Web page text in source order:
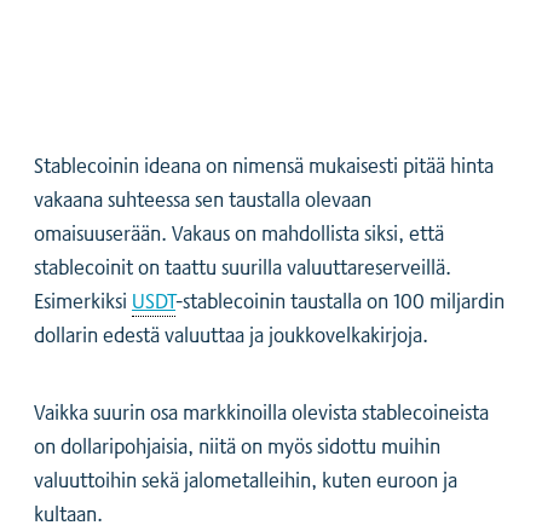
Stablecoinin ideana on nimensä mukaisesti pitää hinta
vakaana suhteessa sen taustalla olevaan
omaisuuserään. Vakaus on mahdollista siksi, että
stablecoinit on taattu suurilla valuuttareserveillä.
Esimerkiksi USDT-stablecoinin taustalla on 100 miljardin
dollarin edestä valuuttaa ja joukkovelkakirjoja.
Vaikka suurin osa markkinoilla olevista stablecoineista
on dollaripohjaisia, niitä on myös sidottu muihin
valuuttoihin sekä jalometalleihin, kuten euroon ja
kultaan.